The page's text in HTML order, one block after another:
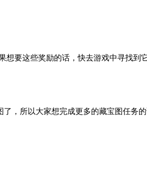
要这些奖励的话，快去游戏中寻找到它
，所以大家想完成更多的藏宝图任务